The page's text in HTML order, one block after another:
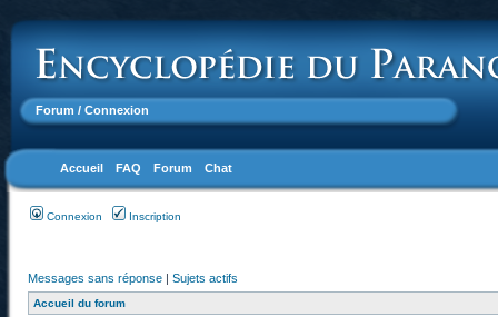
Forum / Connexion
Accueil FAQ Forum Chat
Connexion Inscription
Messages sans réponse | Sujets actifs
Accueil du forum